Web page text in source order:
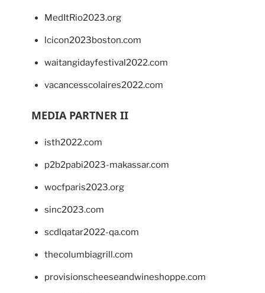
MedItRio2023.org
lcicon2023boston.com
waitangidayfestival2022.com
vacancesscolaires2022.com
MEDIA PARTNER II
isth2022.com
p2b2pabi2023-makassar.com
wocfparis2023.org
sinc2023.com
scdlqatar2022-qa.com
thecolumbiagrill.com
provisionscheeseandwineshoppe.com